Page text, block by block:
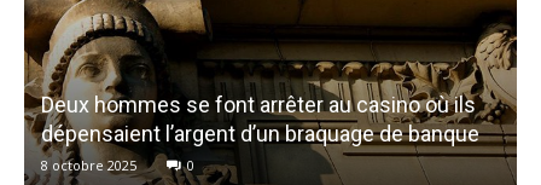
Deux hommes se font arrêter au casino où ils
dépensaient l’argent d’un braquage de banque
8 octobre 2025 0